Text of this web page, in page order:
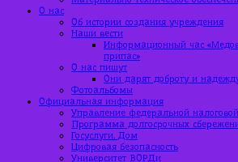
О нас
Об истории создания учреждения
Наши вести
Информационный час
припас»
О нас пишут
Они дарят доброту и
Фотоальбомы
Официальная информация
Управление федеральной
Программа долгосрочных
Госуслуги. Дом
Цифровая безопасность
Университет ВОРДи